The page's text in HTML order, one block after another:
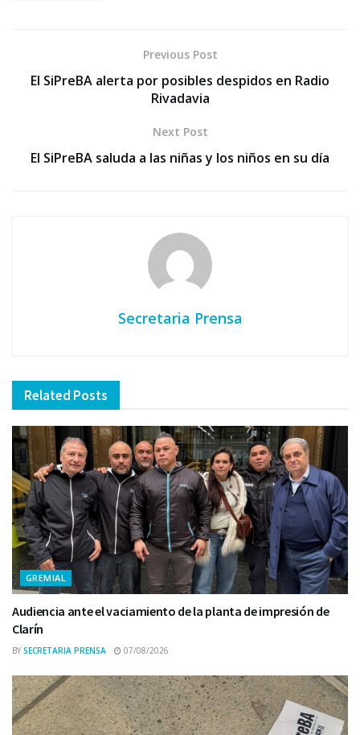
Previous Post
El SiPreBA alerta por posibles despidos en Radio
Rivadavia
Next Post
El SiPreBA saluda a las niñas y los niños en su día
Secretaria Prensa
Related Posts
GREMIAL
Audiencia ante el vaciamiento de la planta de impresión de
Clarín
BY SECRETARIA PRENSA 07/08/2026